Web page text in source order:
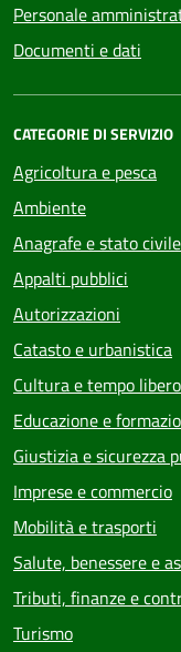
Personale
Documenti e dati
CATEGORIE DI SERVIZIO
Agricoltura e pesca
Ambiente
Anagrafe e stato civile
Appalti pubblici
Autorizzazioni
Catasto e urbanistica
Cultura e tempo libero
Educazione e
Giustizia e sicurezza
Imprese e commercio
Mobilità e trasporti
Salute, benessere e
Tributi, finanze e
Turismo